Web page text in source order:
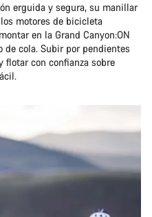
erguida y segura, su manillar
motores de bicicleta
en la Grand Canyon:ON
cola. Subir por pendientes
flotar con confianza sobre